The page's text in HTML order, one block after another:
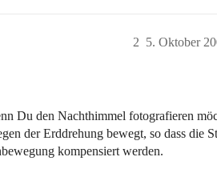
5. Oktober
2
Du den Nachthimmel fotografieren
der Erddrehung bewegt, so dass die
kompensiert werden.